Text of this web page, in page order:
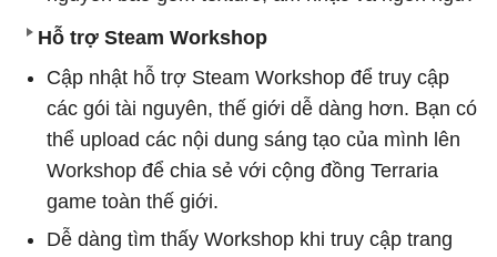
Hỗ trợ Steam Workshop
Cập nhật hỗ trợ Steam Workshop để truy cập
các gói tài nguyên, thế giới dễ dàng hơn. Bạn có
thể upload các nội dung sáng tạo của mình lên
Workshop để chia sẻ với cộng đồng Terraria
game toàn thế giới.
Dễ dàng tìm thấy Workshop khi truy cập trang